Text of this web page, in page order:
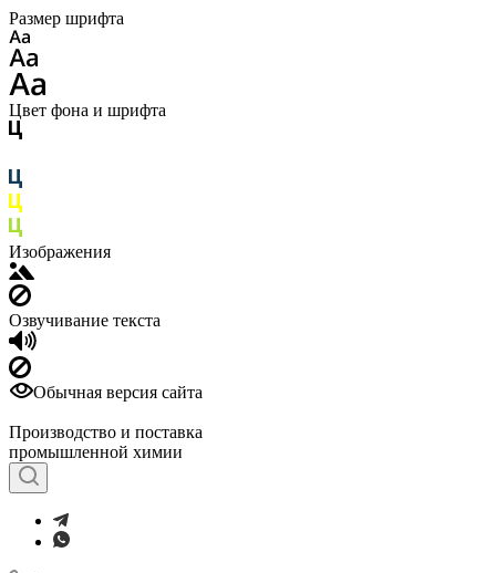
Размер шрифта
Цвет фона и шрифта
Изображения
Озвучивание текста
Обычная версия сайта
Производство и поставка
промышленной химии